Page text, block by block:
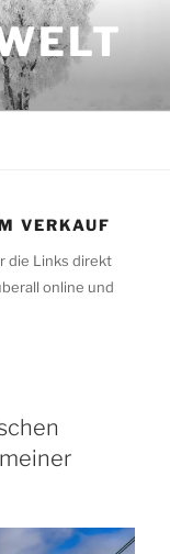
VERKAUF
die Links direkt
online und